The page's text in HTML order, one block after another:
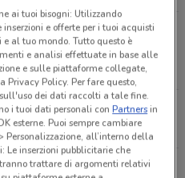
5 Montecchio
Maggiore
ai tuoi bisogni: Utilizzando
e offerte per i tuoi acquisti
al tuo mondo. Tutto questo è
e analisi effettuate in base alle
e sulle piattaforme collegate,
Policy. Per fare questo,
dei dati raccolti a tale fine.
i tuoi dati personali conPartnersin
esterne. Puoi sempre cambiare
Personalizzazione, all’interno della
Le inserzioni pubblicitarie che
trattare di argomenti relativi